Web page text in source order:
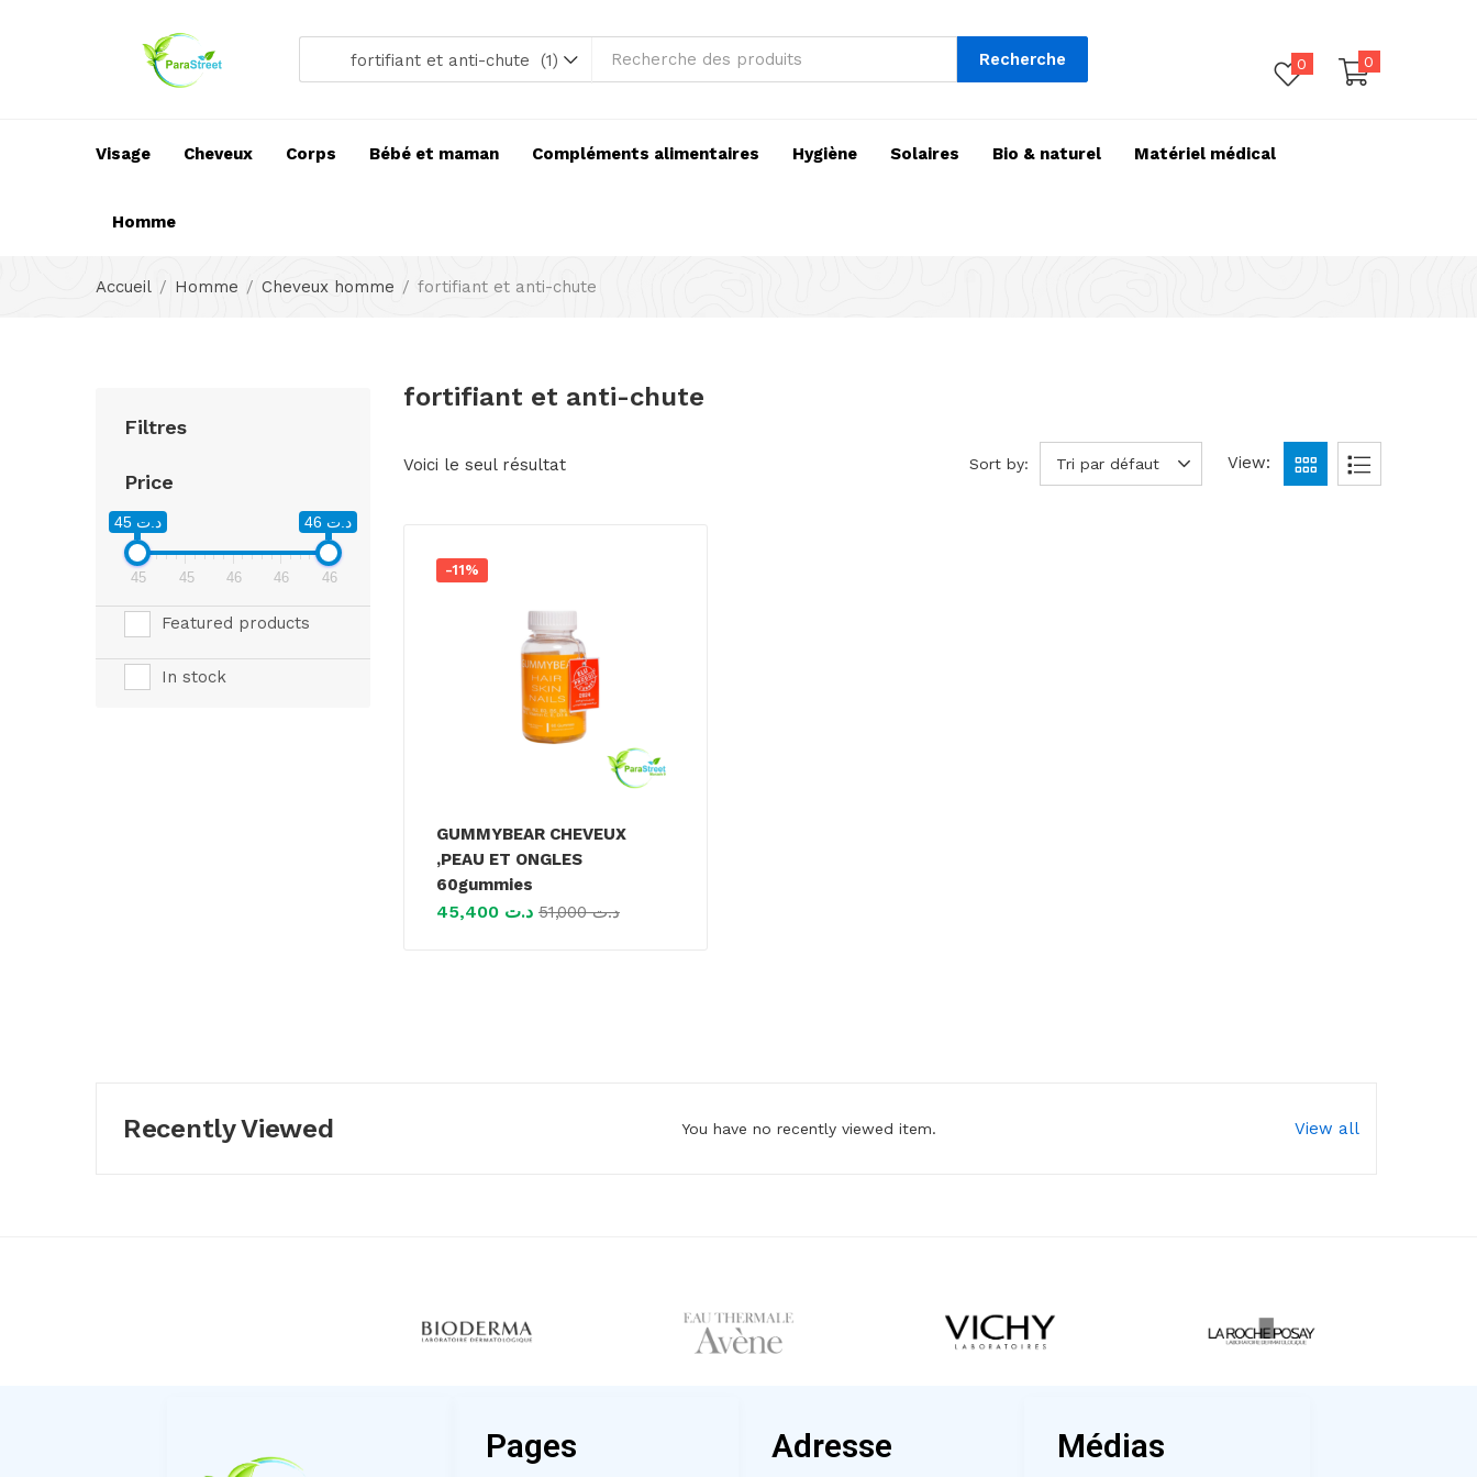
fortifiant et anti-chute (1) Recherche 0 0
Visage Cheveux Corps Bébé et maman Compléments alimentaires Hygiène Solaires Bio & naturel Matériel médical
Homme
Accueil Homme Cheveux homme fortifiant et anti-chute
Filtres
Price
د.ت 45 د.ت 46
45 45 46 46 46
Featured products
In stock
fortifiant et anti-chute
Voici le seul résultat Sort by: Tri par défaut View:
-11%
GUMMYBEAR CHEVEUX
,PEAU ET ONGLES
60gummies
د.ت 45,400 د.ت51,000
Recently Viewed You have no recently viewed item. View all
Pages Adresse Médias